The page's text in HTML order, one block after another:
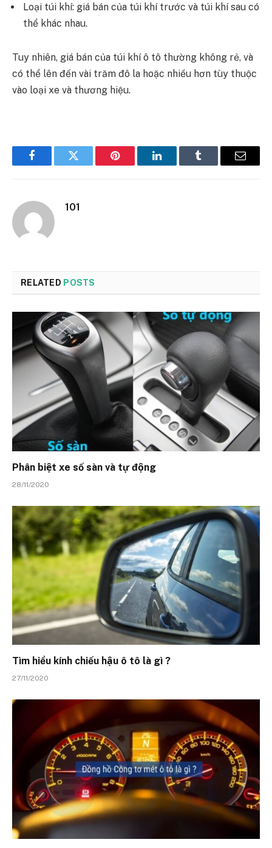
Loại túi khí: giá bán của túi khí trước và túi khí sau có
thể khác nhau.
Tuy nhiên, giá bán của túi khí ô tô thường không rẻ, và
có thể lên đến vài trăm đô la hoặc nhiều hơn tùy thuộc
vào loại xe và thương hiệu.
FacebookTwitter Pinterest LinkedInTumblr Email
101
RELATED POSTS
Phân biệt xe số sàn và tự động
28/11/2020
Tìm hiểu kính chiếu hậu ô tô là gì ?
27/11/2020